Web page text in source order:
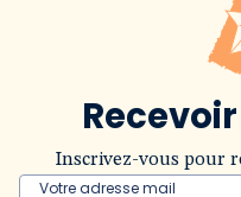
Inscrivez-vous pour
Votre adresse mail